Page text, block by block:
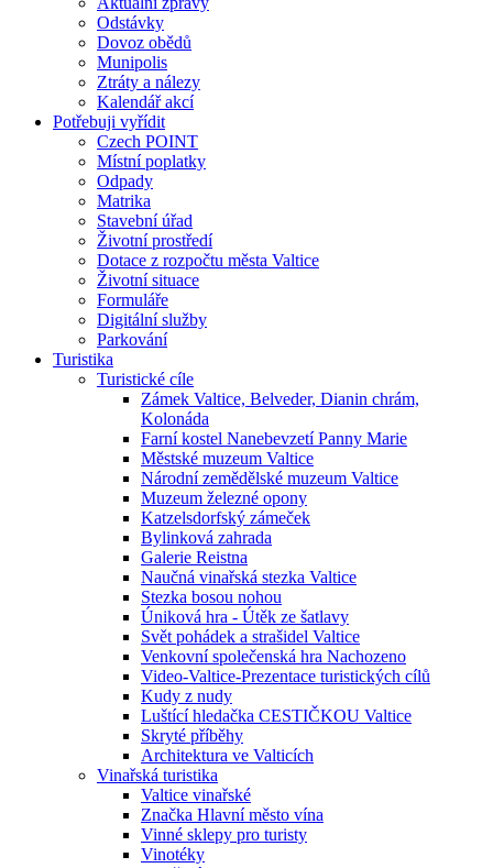
Odstávky
Dovoz obědů
Munipolis
Ztráty a nálezy
Kalendář akcí
Potřebuji vyřídit
Czech POINT
Místní poplatky
Odpady
Matrika
Stavební úřad
Životní prostředí
Dotace z rozpočtu města Valtice
Životní situace
Formuláře
Digitální služby
Parkování
Turistika
Turistické cíle
Zámek Valtice, Belveder, Dianin chrám,
Kolonáda
Farní kostel Nanebevzetí Panny Marie
Městské muzeum Valtice
Národní zemědělské muzeum Valtice
Muzeum železné opony
Katzelsdorfský zámeček
Bylinková zahrada
Galerie Reistna
Naučná vinařská stezka Valtice
Stezka bosou nohou
Úniková hra - Útěk ze šatlavy
Svět pohádek a strašidel Valtice
Venkovní společenská hra Nachozeno
Video-Valtice-Prezentace turistických cílů
Kudy z nudy
Luštící hledačka CESTIČKOU Valtice
Skryté příběhy
Architektura ve Valticích
Vinařská turistika
Valtice vinařské
Značka Hlavní město vína
Vinné sklepy pro turisty
Vinotéky